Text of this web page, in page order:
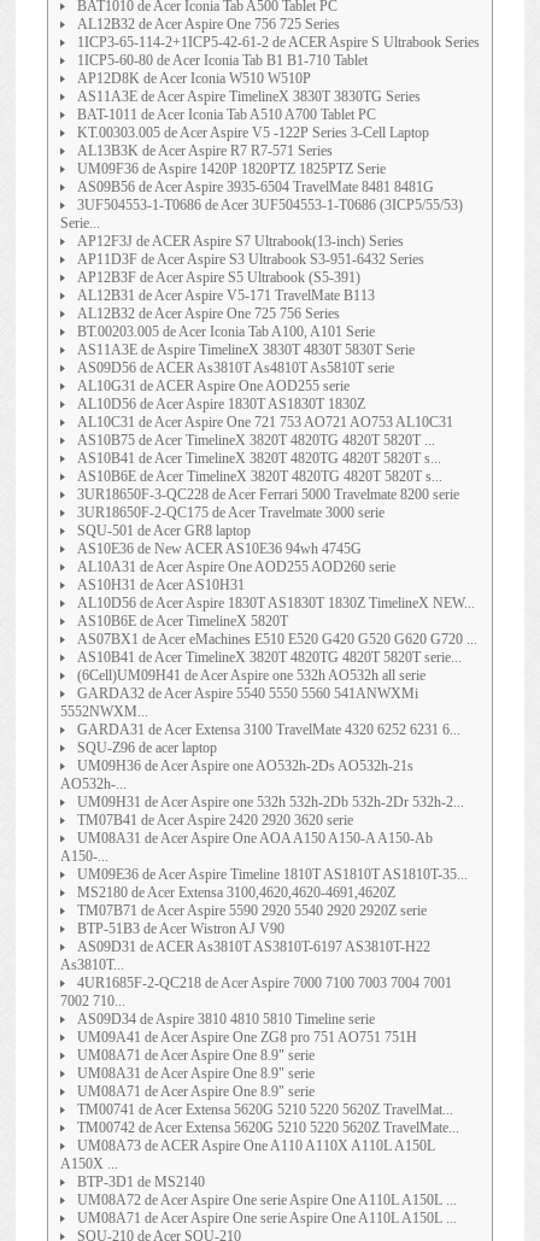
BAT1010 de Acer Iconia Tab A500 Tablet PC
AL12B32 de Acer Aspire One 756 725 Series
1ICP3-65-114-2+1ICP5-42-61-2 de ACER Aspire S Ultrabook Series
1ICP5-60-80 de Acer Iconia Tab B1 B1-710 Tablet
AP12D8K de Acer Iconia W510 W510P
AS11A3E de Acer Aspire TimelineX 3830T 3830TG Series
BAT-1011 de Acer Iconia Tab A510 A700 Tablet PC
KT.00303.005 de Acer Aspire V5 -122P Series 3-Cell Laptop
AL13B3K de Acer Aspire R7 R7-571 Series
UM09F36 de Aspire 1420P 1820PTZ 1825PTZ Serie
AS09B56 de Acer Aspire 3935-6504 TravelMate 8481 8481G
3UF504553-1-T0686 de Acer 3UF504553-1-T0686 (3ICP5/55/53)
Serie...
AP12F3J de ACER Aspire S7 Ultrabook(13-inch) Series
AP11D3F de Acer Aspire S3 Ultrabook S3-951-6432 Series
AP12B3F de Acer Aspire S5 Ultrabook (S5-391)
AL12B31 de Acer Aspire V5-171 TravelMate B113
AL12B32 de Acer Aspire One 725 756 Series
BT.00203.005 de Acer Iconia Tab A100, A101 Serie
AS11A3E de Aspire TimelineX 3830T 4830T 5830T Serie
AS09D56 de ACER As3810T As4810T As5810T serie
AL10G31 de ACER Aspire One AOD255 serie
AL10D56 de Acer Aspire 1830T AS1830T 1830Z
AL10C31 de Acer Aspire One 721 753 AO721 AO753 AL10C31
AS10B75 de Acer TimelineX 3820T 4820TG 4820T 5820T ...
AS10B41 de Acer TimelineX 3820T 4820TG 4820T 5820T s...
AS10B6E de Acer TimelineX 3820T 4820TG 4820T 5820T s...
3UR18650F-3-QC228 de Acer Ferrari 5000 Travelmate 8200 serie
3UR18650F-2-QC175 de Acer Travelmate 3000 serie
SQU-501 de Acer GR8 laptop
AS10E36 de New ACER AS10E36 94wh 4745G
AL10A31 de Acer Aspire One AOD255 AOD260 serie
AS10H31 de Acer AS10H31
AL10D56 de Acer Aspire 1830T AS1830T 1830Z TimelineX NEW...
AS10B6E de Acer TimelineX 5820T
AS07BX1 de Acer eMachines E510 E520 G420 G520 G620 G720 ...
AS10B41 de Acer TimelineX 3820T 4820TG 4820T 5820T serie...
(6Cell)UM09H41 de Acer Aspire one 532h AO532h all serie
GARDA32 de Acer Aspire 5540 5550 5560 541ANWXMi
5552NWXM...
GARDA31 de Acer Extensa 3100 TravelMate 4320 6252 6231 6...
SQU-Z96 de acer laptop
UM09H36 de Acer Aspire one AO532h-2Ds AO532h-21s
AO532h-...
UM09H31 de Acer Aspire one 532h 532h-2Db 532h-2Dr 532h-2...
TM07B41 de Acer Aspire 2420 2920 3620 serie
UM08A31 de Acer Aspire One AOA A150 A150-A A150-Ab
A150-...
UM09E36 de Acer Aspire Timeline 1810T AS1810T AS1810T-35...
MS2180 de Acer Extensa 3100,4620,4620-4691,4620Z
TM07B71 de Acer Aspire 5590 2920 5540 2920 2920Z serie
BTP-51B3 de Acer Wistron AJ V90
AS09D31 de ACER As3810T AS3810T-6197 AS3810T-H22
As3810T...
4UR1685F-2-QC218 de Acer Aspire 7000 7100 7003 7004 7001
7002 710...
AS09D34 de Aspire 3810 4810 5810 Timeline serie
UM09A41 de Acer Aspire One ZG8 pro 751 AO751 751H
UM08A71 de Acer Aspire One 8.9" serie
UM08A31 de Acer Aspire One 8.9" serie
UM08A71 de Acer Aspire One 8.9" serie
TM00741 de Acer Extensa 5620G 5210 5220 5620Z TravelMat...
TM00742 de Acer Extensa 5620G 5210 5220 5620Z TravelMate...
UM08A73 de ACER Aspire One A110 A110X A110L A150L
A150X ...
BTP-3D1 de MS2140
UM08A72 de Acer Aspire One serie Aspire One A110L A150L ...
UM08A71 de Acer Aspire One serie Aspire One A110L A150L ...
SQU-210 de Acer SQU-210